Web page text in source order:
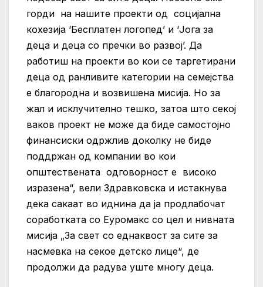
горди на нашите проекти од социјална
кохезија ‘Бесплатен логопед’ и ‘Јога за
деца и деца со пречки во развој’. Да
работиш на проекти во кои се таргетирани
деца од ранливите категории на семејства
е благородна и возвишена мисија. Но за
жал и исклучително тешко, затоа што секој
ваков проект не може да биде самостојно
финансиски одржлив доколку не биде
поддржан од компании во кои
општествената одговорност е високо
изразена“, вели Здравковска и истакнува
дека сакаат во иднина да ја продлабочат
соработката со Еуромакс со цел и нивната
мисија „За свет со еднаквост за сите за
насмевка на секое детско лице“, де
продолжи да радува уште многу деца.